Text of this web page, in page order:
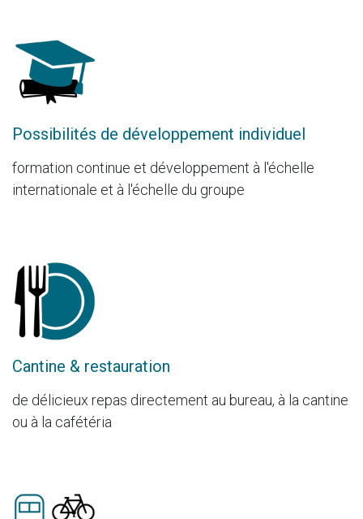
Possibilités de développement individuel
formation continue et développement à l'échelle
internationale et à l'échelle du groupe
Cantine & restauration
de délicieux repas directement au bureau, à la cantine
ou à la cafétéria